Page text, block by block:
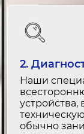
Замена
2-3 часа
от 2 500 ₽
Ремонт
1-2 часа
от 1 500 ₽
Замена
2.
Наши
обычно